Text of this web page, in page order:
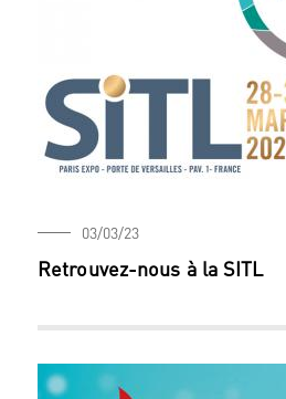
03/03/23
Retrouvez-nous à la SITL